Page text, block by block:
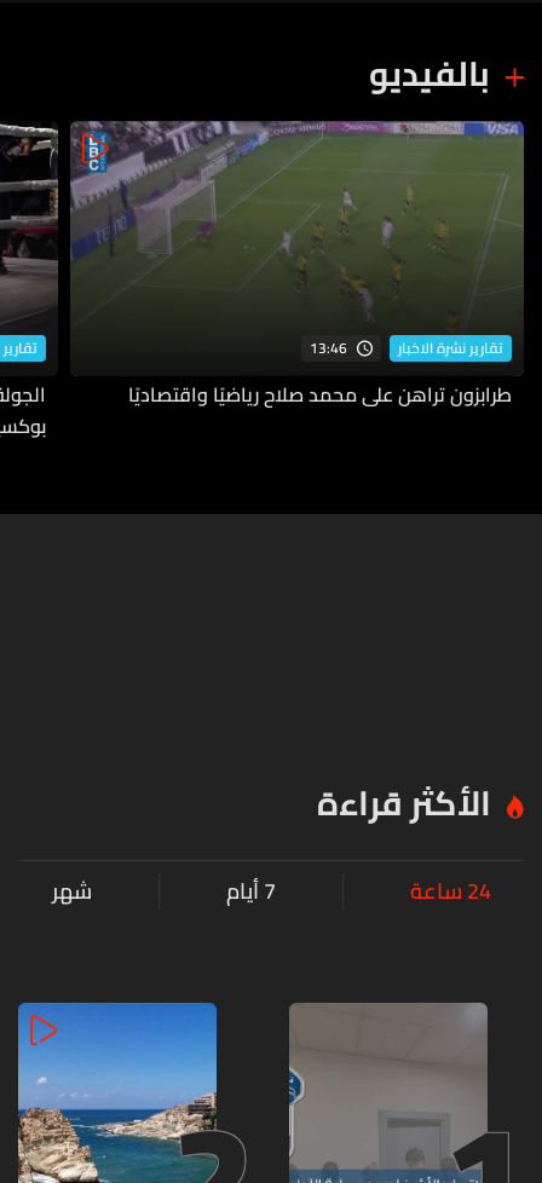
بالفيديو
تقارير نشرة الاخبار 13:46
طرابزون تراهن على محمد صلاح رياضيًا واقتصاديًا
الأكثر قراءة
24 ساعة 7 أيام شهر